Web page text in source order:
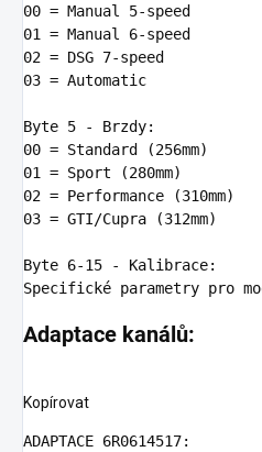
00 = Manual 5
01 = Manual 6
02 = DSG 7
03 = Automatic
Byte 5
00 = Standard (256
01 = Sport (280
02 = Performance (310
03 = GTI/Cupra (312mm)
Byte 6-15
Specifick
Adaptace kanálů:
Kopírovat
ADAPTACE 6R0614517: